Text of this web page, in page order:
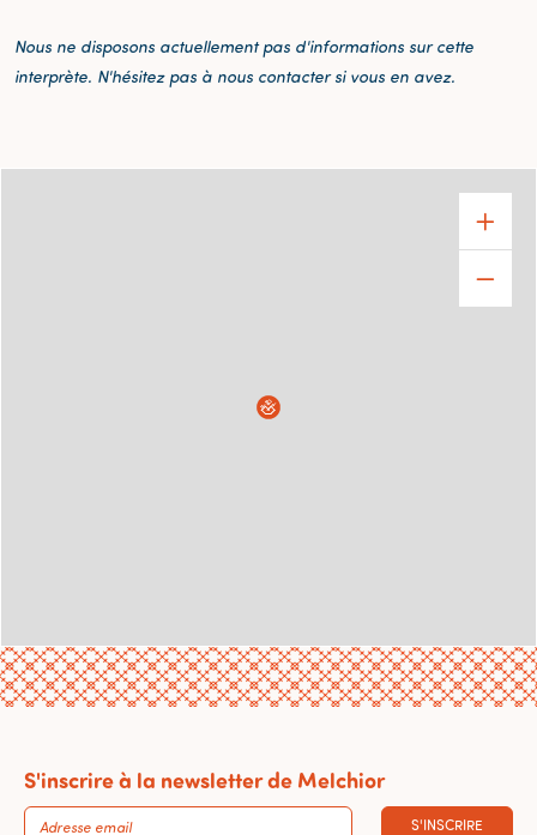
Nous ne disposons actuellement pas d'informations sur cette
interprète. N'hésitez pas à nous contacter si vous en avez.
S'inscrire à la newsletter de Melchior
S'INSCRIRE